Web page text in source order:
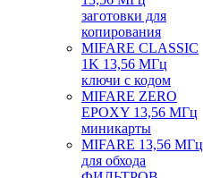
заготовки для
копирования
MIFARE CLASSIC
1K 13,56 МГц
ключи с кодом
MIFARE ZERO
EPOXY 13,56 МГц
миникарты
MIFARE 13,56 МГц
для обхода